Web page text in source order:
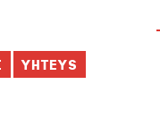
Yhteys